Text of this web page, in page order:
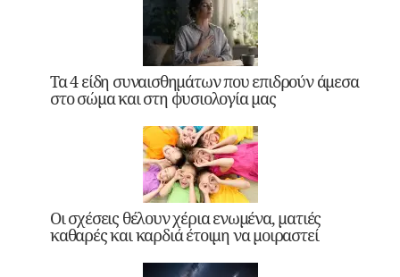
Τα 4 είδη συναισθημάτων που επιδρούν άμεσα
στο σώμα και στη φυσιολογία μας
Οι σχέσεις θέλουν χέρια ενωμένα, ματιές
καθαρές και καρδιά έτοιμη να μοιραστεί